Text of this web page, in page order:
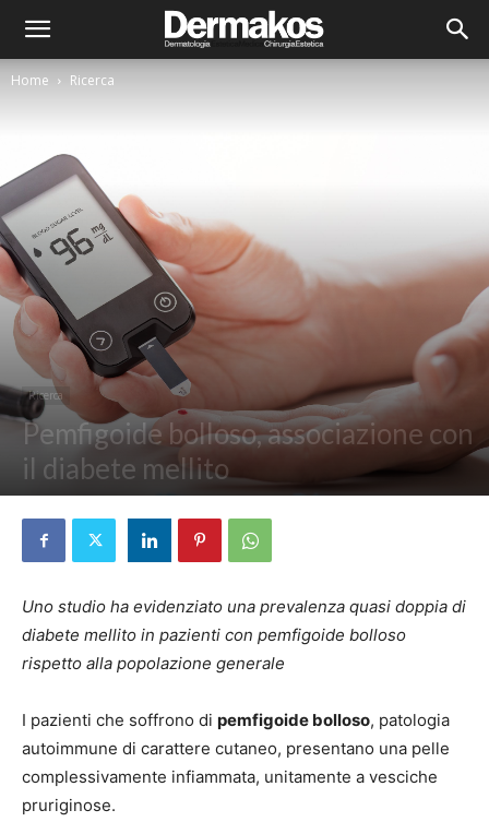
Home Ricerca
Ricerca
Pemfigoide bolloso, associazione con
il diabete mellito
Uno studio ha evidenziato una prevalenza quasi doppia di
diabete mellito in pazienti con pemfigoide bolloso
rispetto alla popolazione generale
I pazienti che soffrono di pemfigoide bolloso, patologia
autoimmune di carattere cutaneo, presentano una pelle
complessivamente infiammata, unitamente a vesciche
pruriginose.